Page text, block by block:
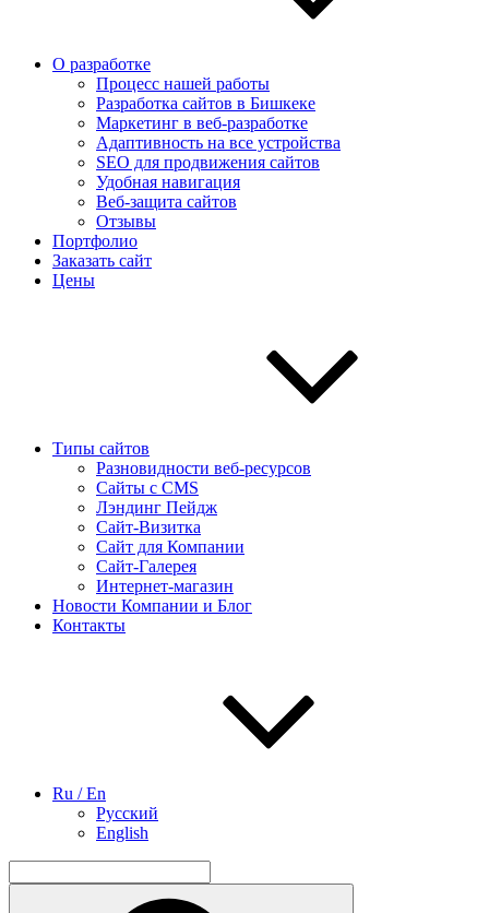
О разработке
Процесс нашей работы
Разработка сайтов в Бишкеке
Маркетинг в веб-разработке
Адаптивность на все устройства
SEO для продвижения сайтов
Удобная навигация
Веб-защита сайтов
Отзывы
Портфолио
Заказать сайт
Цены
Типы сайтов
Разновидности веб-ресурсов
Сайты с CMS
Лэндинг Пейдж
Сайт-Визитка
Сайт для Компании
Сайт-Галерея
Интернет-магазин
Новости Компании и Блог
Контакты
Ru / En
Русский
English